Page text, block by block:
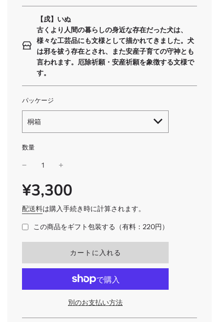
【戌】いぬ
古くより人間の暮らしの身近な存在だった犬は、
様々な工芸品にも文様として描かれてきました。犬
は邪を祓う存在とされ、また安産子育ての守神とも
言われます。厄除祈願・安産祈願を象徴する文様で
す。
パッケージ
桐箱
数量
SALE
PRICE
通
常
価
格
¥3,300
配送料は購入手続き時に計算されます。
この商品をギフト包装する（有料：220円）
読
込
み
中
.
.
.
カートに入れる
別のお支払い方法